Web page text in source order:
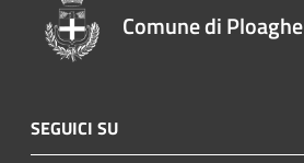
Comune di Ploaghe
SEGUICI SU